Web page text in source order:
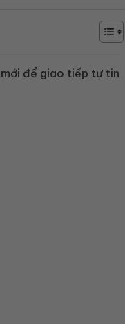
để giao tiếp tự tin